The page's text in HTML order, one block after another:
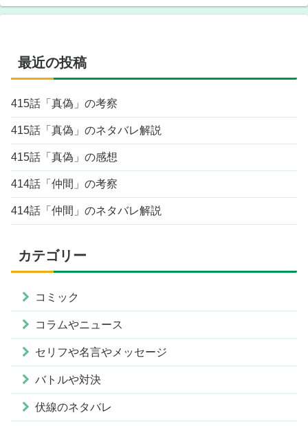
最近の投稿
415話「真偽」の考察
415話「真偽」のネタバレ解説
415話「真偽」の感想
414話「仲間」の考察
414話「仲間」のネタバレ解説
カテゴリー
コミック
コラムやニュース
セリフや名言やメッセージ
バトルや対決
伏線のネタバレ